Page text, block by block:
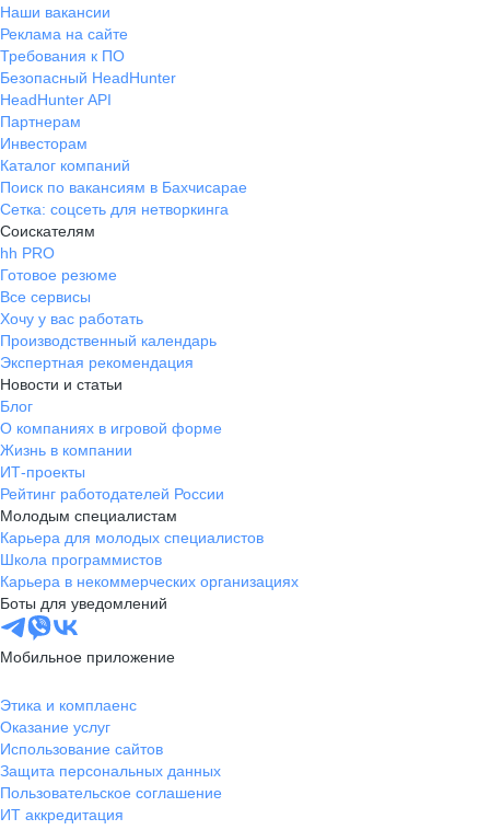
Наши вакансии
Реклама на сайте
Требования к ПО
Безопасный HeadHunter
HeadHunter API
Партнерам
Инвесторам
Каталог компаний
Поиск по вакансиям в Бахчисарае
Сетка: соцсеть для нетворкинга
Соискателям
hh PRO
Готовое резюме
Все сервисы
Хочу у вас работать
Производственный календарь
Экспертная рекомендация
Новости и статьи
Блог
О компаниях в игровой форме
Жизнь в компании
ИТ-проекты
Рейтинг работодателей России
Молодым специалистам
Карьера для молодых специалистов
Школа программистов
Карьера в некоммерческих организациях
Боты для уведомлений
Мобильное приложение
Этика и комплаенс
Оказание услуг
Использование сайтов
Защита персональных данных
Пользовательское соглашение
ИТ аккредитация